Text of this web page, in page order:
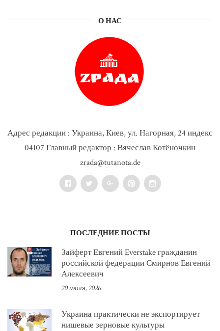
О НАС
Адрес редакции : Украина, Киев, ул. Нагорная, 24 индекс
04107 Главный редактор : Вячеслав Котёночкин
zrada@tutanota.de
FacebookTwitter Google+PinterestInstagram
ПОСЛЕДНИЕ ПОСТЫ
Зайферт Евгений Everstake гражданин
российской федерации Смирнов Евгений
Алексеевич
20 июля, 2026
Украина практически не экспортирует
нишевые зерновые культуры